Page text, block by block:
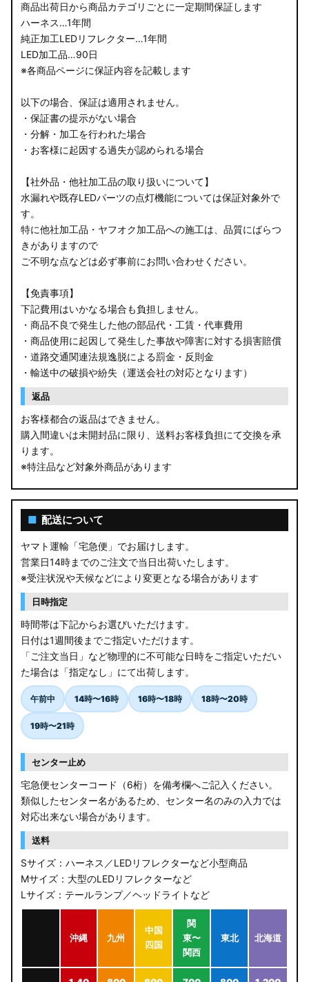
商品出荷日から商品カテゴリごとに一定期間保証します
ハーネス…1年間
純正加工LEDリフレクター…1年間
LED加工品…90日
※各商品ページに保証内容を記載します
以下の場合、保証は適用されません。
・保証書の提示がない場合
・分解・加工を行われた場合
・お客様に起因する過失が認められる場合
【社外品・他社加工品の取り扱いについて】
水漏れや既存LEDパーツの点灯機能については保証対象外で
す。
特に他社加工品・ヤフオク加工品への施工は、品質にばらつ
きがありますので
ご不明な点などは必ず事前にお問い合わせください。
【免責事項】
下記費用はいかなる場合も負担しません。
・商品不良で発生した他の部品代・工賃・代車費用
・商品使用に起因して発生した事故や障害に対する損害賠償
・道路交通関連法規逸脱による罰金・反則金
・輸送中の破損や紛失（運送会社の対応となります）
返品
お客様都合の返品はできません。
購入間違いは未開封品に限り、送料お客様負担にて交換を承
ります。
※特注品など対象外商品があります
■ 配送について
ヤマト運輸「宅急便」でお届けします。
営業日14時までのご注文で当日出荷いたします。
※受注状況や天候などにより変更となる場合があります
日時指定
時間帯は下記からお選びいただけます。
日付は1週間後までご指定いただけます。
「ご注文当日」など物理的に不可能な日時をご指定いただい
た場合は「指定なし」にて出荷します。
午前中 14時〜16時 16時〜18時 18時〜20時
19時〜21時
センター止め
宅急便センターコード（6桁）を備考欄へご記入ください。
類似したセンター名があるため、センター名のみの入力では
対応出来ない場合があります。
送料
Sサイズ：ハーネス／LEDリフレクターなど小型商品
Mサイズ：大型のLEDリフレクターなど
Lサイズ：テールランプ／ヘッドライトなど
沖縄 九州
中国
四国
関
東〜
関西
東北 北海道